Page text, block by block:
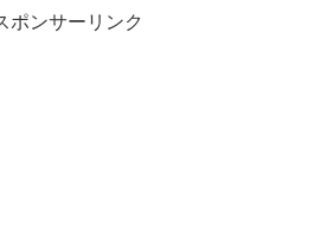
ポンサーリンク